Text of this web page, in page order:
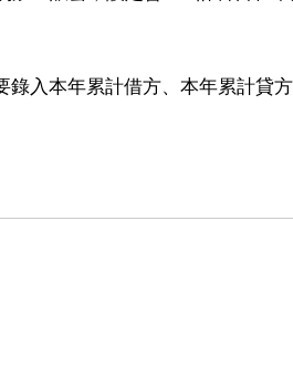
入本年累計借方、本年累計貸